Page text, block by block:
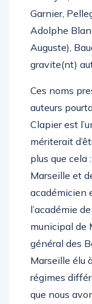
Garnier,
Adolphe
Auguste),
gravite(nt)
Ces noms
auteurs
Clapier est
mériterait
plus que cela
Marseille et
académicien
l’académie
municipal de
général des
Marseille élu
régimes
que nous